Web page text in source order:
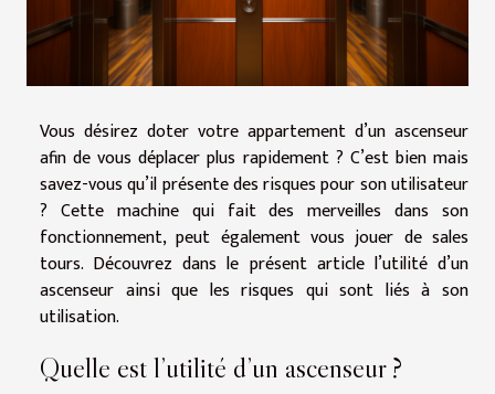
Vous désirez doter votre appartement d’un ascenseur
afin de vous déplacer plus rapidement ? C’est bien mais
savez-vous qu’il présente des risques pour son utilisateur
? Cette machine qui fait des merveilles dans son
fonctionnement, peut également vous jouer de sales
tours. Découvrez dans le présent article l’utilité d’un
ascenseur ainsi que les risques qui sont liés à son
utilisation.
Quelle est l’utilité d’un ascenseur ?